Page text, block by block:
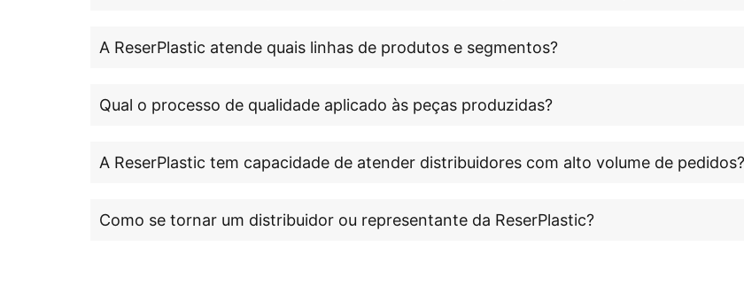
A ReserPlastic atende quais linhas de produtos e segmentos?
Qual o processo de qualidade aplicado às peças produzidas?
A ReserPlastic tem capacidade de atender distribuidores com alto volume de pedidos?
Como se tornar um distribuidor ou representante da ReserPlastic?